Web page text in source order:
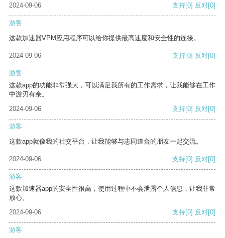
2024-09-06 支持[0] 反对[0]
游客
这款加速器VPM应用程序可以给你提供最高速度和安全性的连接。
2024-09-06 支持[0] 反对[0]
游客
这款app的功能非常强大，可以满足我所有的工作需求，让我能够在工作
中游刃有余。
2024-09-06
支持[0] 反对[0]
游客
这款app就像我的社交平台，让我能够与志同道合的朋友一起交流。
2024-09-06 支持[0] 反对[0]
游客
这款加速器app的安全性很高，使用过程中不会泄露个人信息，让我非常
放心。
2024-09-06
支持[0] 反对[0]
游客